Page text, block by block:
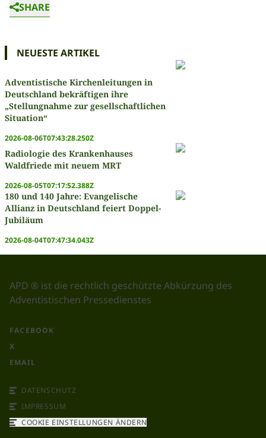
SHARE
NEUESTE ARTIKEL
Adventistische Kirchenleitungen in
Deutschland bekräftigen ihre
„Stellungnahme zur gesellschaftlichen
Situation“
2026-08-06T07:43:28.250Z
Radiologie des Krankenhauses
Waldfriede mit neuem MRT
2026-08-05T07:17:52.388Z
180 und 140 Jahre: Evangelische
Allianz in Deutschland feiert Doppel-
Jubiläum
2026-08-04T07:47:34.043Z
APD ® ist die rechtlich geschützte Abkürzung des
Adventistischen Pressedienstes
FACEBOOK
X
EMAIL
DATENSCHUTZ
IMPRESSUM
COOKIE EINSTELLUNGEN ÄNDERN